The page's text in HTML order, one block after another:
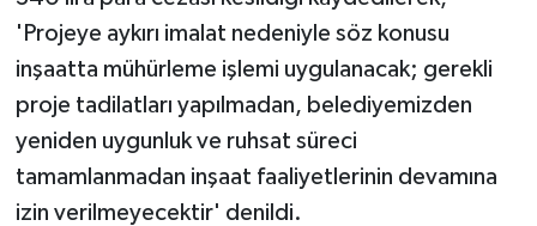
'Projeye aykırı imalat nedeniyle söz konusu
inşaatta mühürleme işlemi uygulanacak; gerekli
proje tadilatları yapılmadan, belediyemizden
yeniden uygunluk ve ruhsat süreci
tamamlanmadan inşaat faaliyetlerinin devamına
izin verilmeyecektir' denildi.